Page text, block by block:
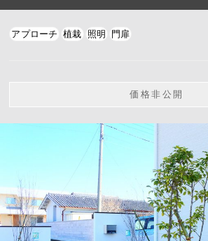
アプローチ 植栽 照明 門扉
価格非公開